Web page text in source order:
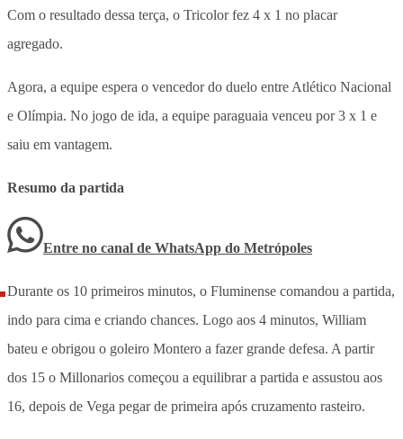
Com o resultado dessa terça, o Tricolor fez 4 x 1 no placar
agregado.
Agora, a equipe espera o vencedor do duelo entre Atlético Nacional
e Olímpia. No jogo de ida, a equipe paraguaia venceu por 3 x 1 e
saiu em vantagem.
Resumo da partida
Entre no canal de WhatsApp do Metrópoles
Durante os 10 primeiros minutos, o Fluminense comandou a partida,
indo para cima e criando chances. Logo aos 4 minutos, William
bateu e obrigou o goleiro Montero a fazer grande defesa. A partir
dos 15 o Millonarios começou a equilibrar a partida e assustou aos
16, depois de Vega pegar de primeira após cruzamento rasteiro.